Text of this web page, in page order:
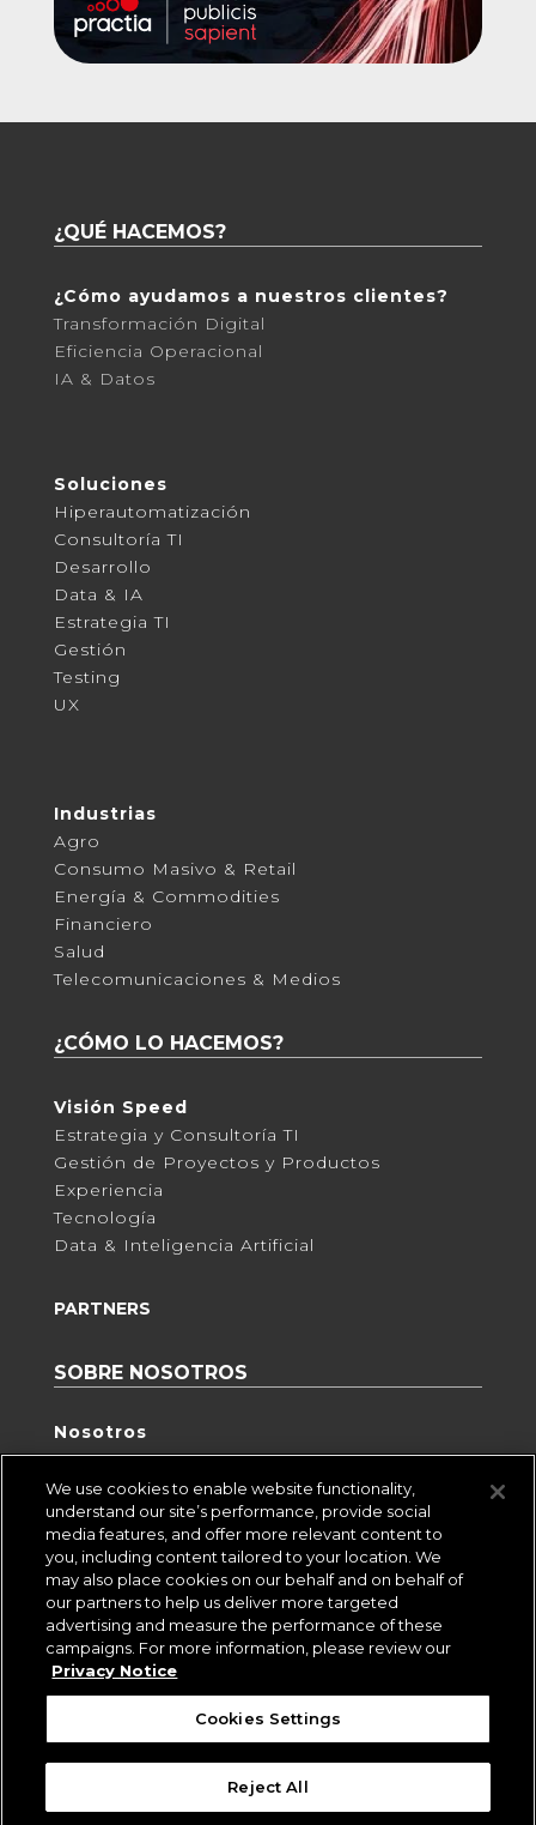
¿QUÉ HACEMOS?
¿Cómo ayudamos a nuestros clientes?
Transformación Digital
Eficiencia Operacional
IA & Datos
Soluciones
Hiperautomatización
Consultoría TI
Desarrollo
Data & IA
Estrategia TI
Gestión
Testing
UX
Industrias
Agro
Consumo Masivo & Retail
Energía & Commodities
Financiero
Salud
Telecomunicaciones & Medios
¿CÓMO LO HACEMOS?
Visión Speed
Estrategia y Consultoría TI
Gestión de Proyectos y Productos
Experiencia
Tecnología
Data & Inteligencia Artificial
PARTNERS
SOBRE NOSOTROS
Nosotros
Eventos
Insight
Perspectiva Digital
Contacto
Trabajar aquí
Suscríbete
Política de Privacidad
Cookies Settings
We use cookies to enable website functionality,
understand our site’s performance, provide social
media features, and offer more relevant content to
you, including content tailored to your location. We
may also place cookies on our behalf and on behalf of
our partners to help us deliver more targeted
advertising and measure the performance of these
campaigns. For more information, please review our
Privacy Notice
Cookies Settings
Reject All